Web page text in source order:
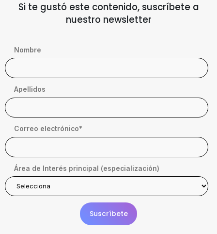
Si te gustó este contenido, suscríbete a
nuestro newsletter
Nombre
Apellidos
Correo electrónico*
Área de Interés principal (especialización)